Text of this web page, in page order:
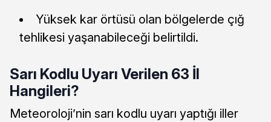
Yüksek kar örtüsü olan bölgelerde çığ
tehlikesi yaşanabileceği belirtildi.
Sarı Kodlu Uyarı Verilen 63 İl
Hangileri?
Meteoroloji’nin sarı kodlu uyarı yaptığı iller